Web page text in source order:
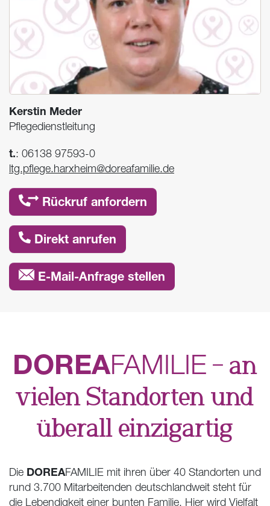
Kerstin Meder
Pflegedienstleitung
t.: 06138 97593-0
ltg.pflege.harxheim@doreafamilie.de
Rückruf anfordern
Direkt anrufen
E-Mail-Anfrage stellen
DOREAFAMILIE – an
vielen Standorten und
überall einzigartig
Die DOREAFAMILIE mit ihren über 40 Standorten und
rund 3.700 Mitarbeitenden deutschlandweit steht für
die Lebendigkeit einer bunten Familie. Hier wird Vielfalt